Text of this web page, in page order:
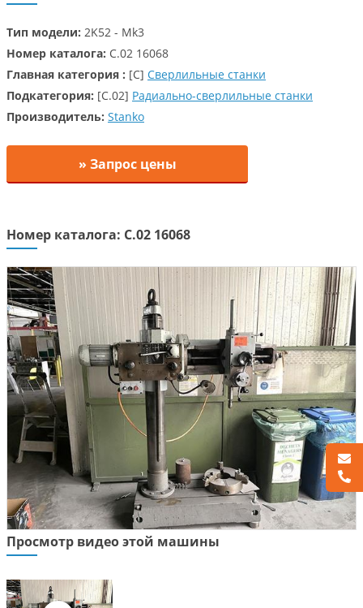
Тип модели: 2K52 - Mk3
Номер каталога: C.02 16068
Главная категория : [C] Сверлильные станки
Подкатегория: [C.02] Радиально-сверлильные станки
Производитель: Stanko
» Запрос цены
Номер каталога: C.02 16068
Просмотр видео этой машины